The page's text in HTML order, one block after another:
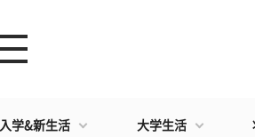
入学&新生活 大学生活